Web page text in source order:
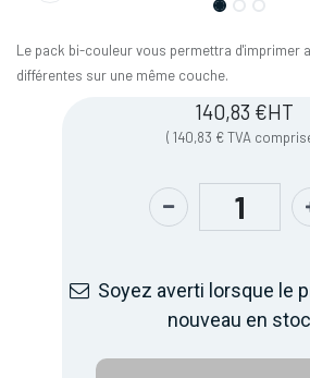
Le pack bi-couleur vous permettra d'imprimer
différentes sur une même couche.
140,83 €HT
( 140,83 €TVA
Soyez averti lorsque le
nouveau en